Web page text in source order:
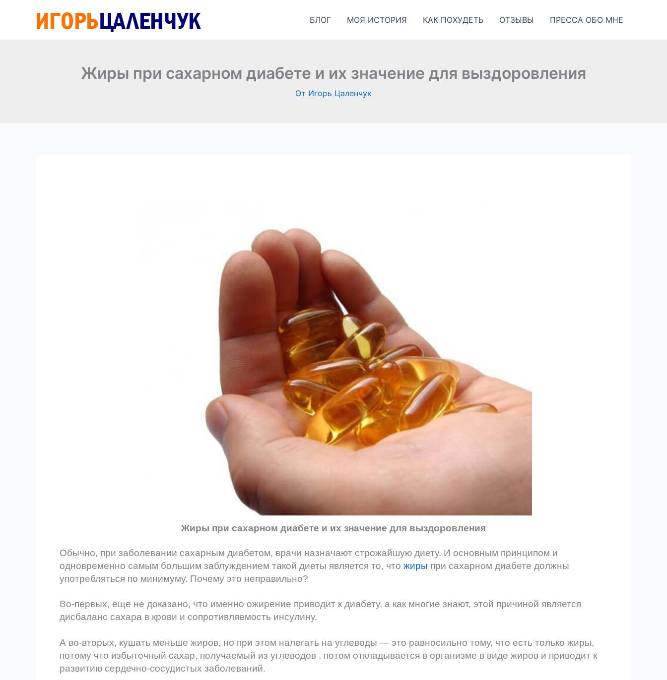
содержимому
БЛОГ МОЯ ИСТОРИЯ КАК ПОХУДЕТЬ ОТЗЫВЫ ПРЕССА ОБО МНЕ
Жиры при сахарном диабете и их значение для выздоровления
От Игорь Цаленчук
Жиры при сахарном диабете и их значение для выздоровления
Обычно, при заболевании сахарным диабетом, врачи назначают строжайшую диету. И основным принципом и
одновременно самым большим заблуждением такой диеты является то, что жиры при сахарном диабете должны
употребляться по минимуму. Почему это неправильно?
Во-первых, еще не доказано, что именно ожирение приводит к диабету, а как многие знают, этой причиной является
дисбаланс сахара в крови и сопротивляемость инсулину.
А во-вторых, кушать меньше жиров, но при этом налегать на углеводы — это равносильно тому, что есть только жиры,
потому что избыточный сахар, получаемый из углеводов , потом откладывается в организме в виде жиров и приводит к
развитию сердечно-сосудистых заболеваний.